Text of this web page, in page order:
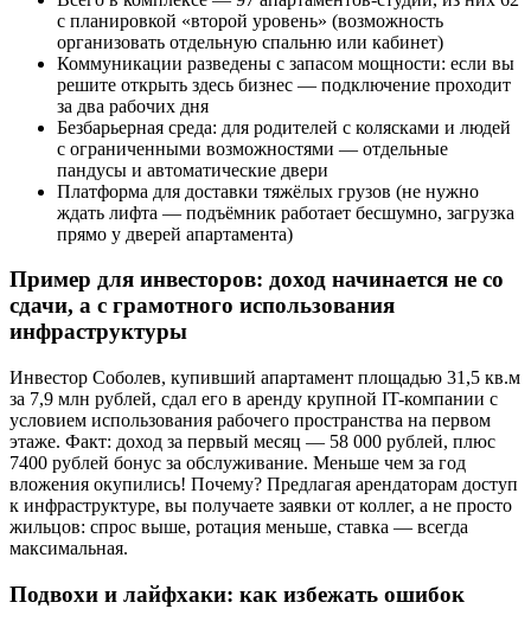
с планировкой «второй уровень» (возможность
организовать отдельную спальню или кабинет)
Коммуникации разведены с запасом мощности: если вы
решите открыть здесь бизнес — подключение проходит
за два рабочих дня
Безбарьерная среда: для родителей с колясками и людей
с ограниченными возможностями — отдельные
пандусы и автоматические двери
Платформа для доставки тяжёлых грузов (не нужно
ждать лифта — подъёмник работает бесшумно, загрузка
прямо у дверей апартамента)
Пример для инвесторов: доход начинается не со
сдачи, а с грамотного использования
инфраструктуры
Инвестор Соболев, купивший апартамент площадью 31,5 кв.м
за 7,9 млн рублей, сдал его в аренду крупной IT-компании с
условием использования рабочего пространства на первом
этаже. Факт: доход за первый месяц — 58 000 рублей, плюс
7400 рублей бонус за обслуживание. Меньше чем за год
вложения окупились! Почему? Предлагая арендаторам доступ
к инфраструктуре, вы получаете заявки от коллег, а не просто
жильцов: спрос выше, ротация меньше, ставка — всегда
максимальная.
Подвохи и лайфхаки: как избежать ошибок